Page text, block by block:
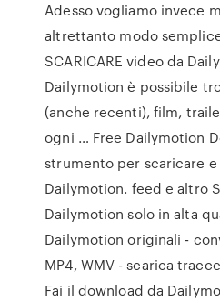
Adesso vogliamo invece
altrettanto modo
SCARICARE video da
Dailymotion è possibile
(anche recenti), film,
ogni … Free Dailymotion
strumento per scaricare
Dailymotion. feed e altro
Dailymotion solo in alta
Dailymotion originali -
MP4, WMV - scarica
Fai il download da